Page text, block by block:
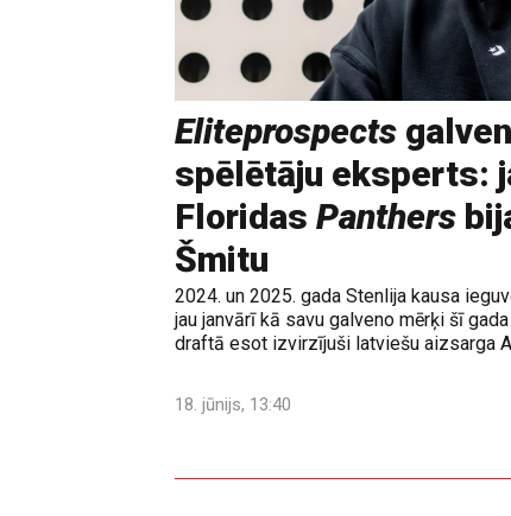
Eliteprospects
spēlētāju eksperts:
Floridas Panthers
Šmitu
2024. un 2025. gada Stenlija kausa
jau janvārī kā savu galveno mērķi šī
draftā esot izvirzījuši latviešu aizsarga
18. jūnijs, 13:40